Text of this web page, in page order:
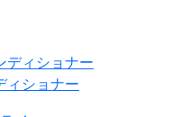
ィショナー